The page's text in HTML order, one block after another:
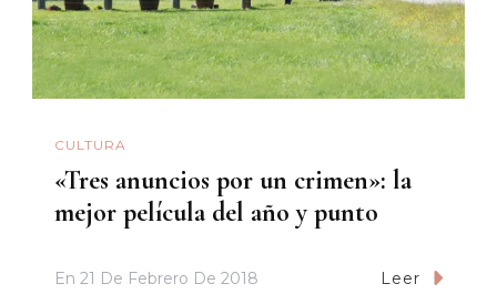
CULTURA
«Tres anuncios por un crimen»: la
mejor película del año y punto
En 21 De Febrero De 2018 Leer